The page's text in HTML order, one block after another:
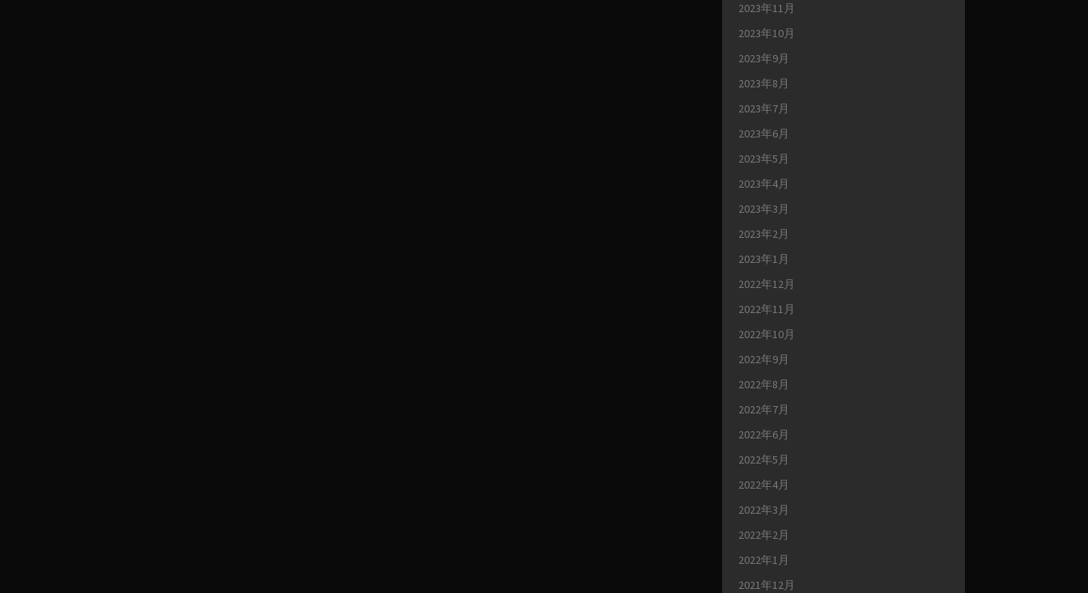
2023年11月
2023年10月
2023年9月
2023年8月
2023年7月
2023年6月
2023年5月
2023年4月
2023年3月
2023年2月
2023年1月
2022年12月
2022年11月
2022年10月
2022年9月
2022年8月
2022年7月
2022年6月
2022年5月
2022年4月
2022年3月
2022年2月
2022年1月
2021年12月